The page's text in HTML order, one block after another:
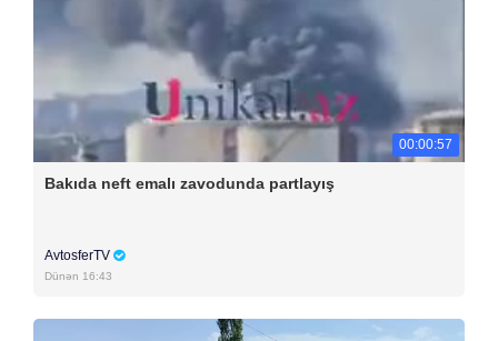
00:00:57
Bakıda neft emalı zavodunda partlayış
AvtosferTV
Dünən 16:43